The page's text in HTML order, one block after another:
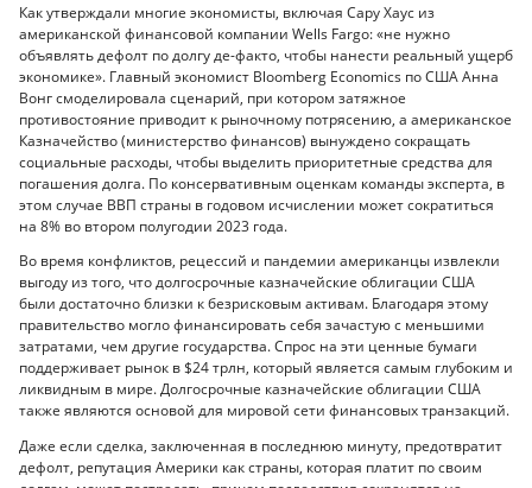
Как утверждали многие экономисты, включая Сару Хаус из
американской финансовой компании Wells Fargo: «не нужно
объявлять дефолт по долгу де-факто, чтобы нанести реальный ущерб
экономике». Главный экономист Bloomberg Economics по США Анна
Вонг смоделировала сценарий, при котором затяжное
противостояние приводит к рыночному потрясению, а американское
Казначейство (министерство финансов) вынуждено сокращать
социальные расходы, чтобы выделить приоритетные средства для
погашения долга. По консервативным оценкам команды эксперта, в
этом случае ВВП страны в годовом исчислении может сократиться
на 8% во втором полугодии 2023 года.
Во время конфликтов, рецессий и пандемии американцы извлекли
выгоду из того, что долгосрочные казначейские облигации США
были достаточно близки к безрисковым активам. Благодаря этому
правительство могло финансировать себя зачастую с меньшими
затратами, чем другие государства. Спрос на эти ценные бумаги
поддерживает рынок в $24 трлн, который является самым глубоким и
ликвидным в мире. Долгосрочные казначейские облигации США
также являются основой для мировой сети финансовых транзакций.
Даже если сделка, заключенная в последнюю минуту, предотвратит
дефолт, репутация Америки как страны, которая платит по своим